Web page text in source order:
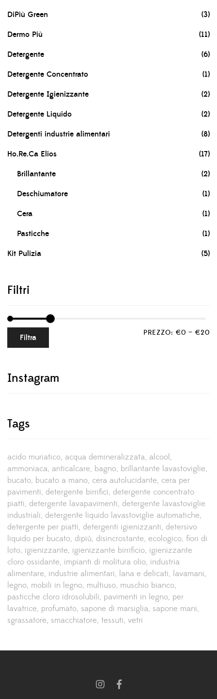
DiPiù Green (3)
Dermo Più (11)
Detergente (6)
Detergente Concentrato (1)
Detergente Igienizzante (2)
Detergente Liquido (2)
Detergenti industrie alimentari (8)
Ho.Re.Ca Elios (17)
Brillantante (2)
Deschiumatore (1)
Cera (1)
Pasticche (1)
Kit Pulizia (5)
Filtri
Filtra PREZZO: €0 — €20
Instagram
Tags
acido muriatico acqua demineralizzata alcool
ammoniaca anticalcare bagno brillantante lavastoviglie
bucato bucato a mano cera autolucidante cera per
pavimenti detergente birrifici detergente concentrato
piatti detergente lavapavimenti detergente lavastoviglie
industriali detergente liquido lavastoviglie automatiche
detergente per piatti detergenti igienizzanti detersivo
liquido per bucato dipiù disincrostante ecologico fiori di
loto igienizzante igienizzante birrificio igienizzante
cloro ossidante impianti di molitura olio industria
alimentare industrie alimentari lana e delicati lavamani
legno mobili in legno multiuso muschio bianco
pasticche cloro idrosolubili pavimenti in legno per
lavatrice profumato sapone di marsiglia sapone mani
sgrassatore smacchiatore tessuti vetri